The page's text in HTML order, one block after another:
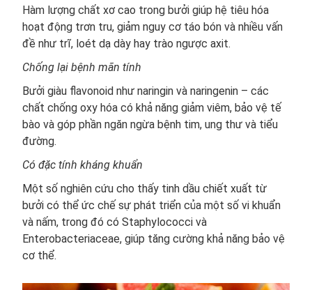
Hàm lượng chất xơ cao trong bưởi giúp hệ tiêu hóa
hoạt động trơn tru, giảm nguy cơ táo bón và nhiều vấn
đề như trĩ, loét dạ dày hay trào ngược axit.
Chống lại bệnh mãn tính
Bưởi giàu flavonoid như naringin và naringenin – các
chất chống oxy hóa có khả năng giảm viêm, bảo vệ tế
bào và góp phần ngăn ngừa bệnh tim, ung thư và tiểu
đường.
Có đặc tính kháng khuẩn
Một số nghiên cứu cho thấy tinh dầu chiết xuất từ
bưởi có thể ức chế sự phát triển của một số vi khuẩn
và nấm, trong đó có Staphylococci và
Enterobacteriaceae, giúp tăng cường khả năng bảo vệ
cơ thể.